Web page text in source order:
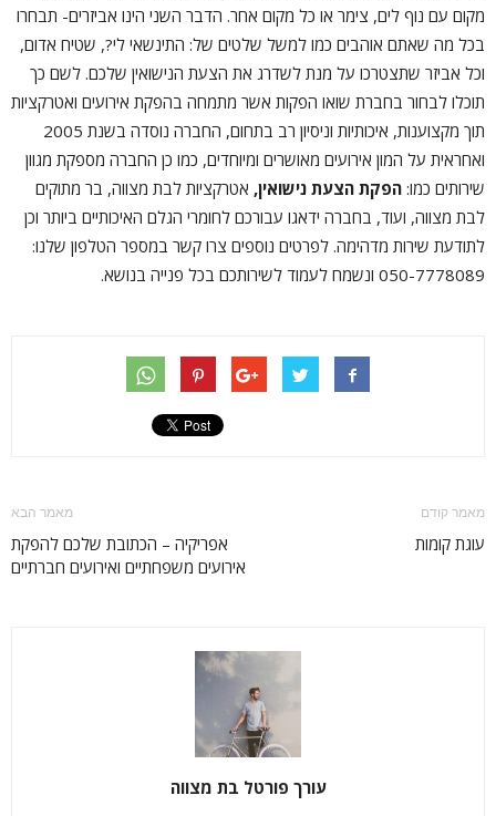
מקום עם נוף לים, צימר או כל מקום אחר. הדבר השני הינו אביזרים- תבחרו
בכל מה שאתם אוהבים כמו למשל שלטים של: התינשאי לי?, שטיח אדום,
וכל אביזר שתצטרכו על מנת לשדרג את הצעת הנישואין שלכם. לשם כך
תוכלו לבחור בחברת שואו הפקות אשר מתמחה בהפקת אירועים ואטרקציות
תוך מקצוענות, איכותיות וניסיון רב בתחום, החברה נוסדה בשנת 2005
ואחראית על המון אירועים מאושרים ומיוחדים, כמו כן החברה מספקת מגוון
שירותים כמו: הפקת הצעת נישואין, אטרקציות לבת מצווה, בר מתוקים
לבת מצווה, ועוד, בחברה ידאגו עבורכם לחומרי הגלם האיכותיים ביותר וכן
לתודעת שירות מדהימה. לפרטים נוספים צרו קשר במספר הטלפון שלנו:
050-7778089 ונשמח לעמוד לשירותכם בכל פנייה בנושא.
מאמר קודם
עוגת קומות
מאמר הבא
אפריקיה – הכתובת שלכם להפקת
אירועים משפחתיים ואירועים חברתיים
עורך פורטל בת מצווה